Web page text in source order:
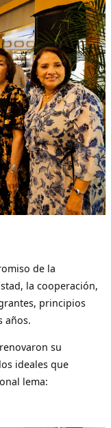
de la
la cooperación,
principios
años.
su
ideales que
lema: